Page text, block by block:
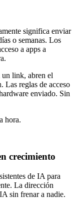
significa enviar
o semanas. Los
a apps a
link, abren el
Las reglas de acceso
enviado. Sin
hora.
crecimiento
de IA para
La dirección
sin frenar a nadie.